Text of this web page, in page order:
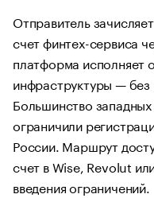
Отправитель
счет финтех-сервиса
платформа исполняет
инфраструктуры —
Большинство
ограничили
России. Маршрут
счет в Wise, Revolut
введения ограничений.